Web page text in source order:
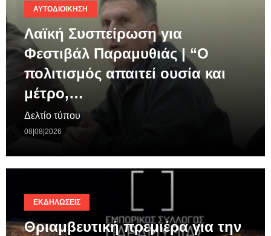
ΑΥΤΟΔΙΟΊΚΗΣΗ
Λαϊκή Συσπείρωση για
Φεστιβάλ Παραμυθιάς | “Ο
πολιτισμός απαιτεί ουσία και
μέτρο,…
Δελτίο τύπου
08|08|2026
ΕΚΔΗΛΏΣΕΙΣ
Θριαμβευτική πρεμιέρα για την